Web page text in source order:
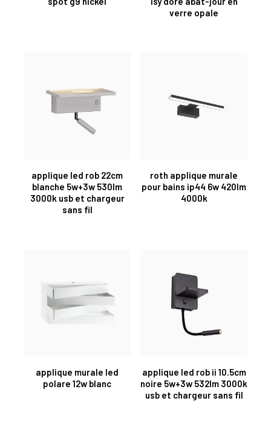
verre opale
applique led rob 22cm
blanche 5w+3w 530lm
3000k usb et chargeur
sans fil
roth applique murale
pour bains ip44 6w 420lm
4000k
applique murale led
polare 12w blanc
applique led rob ii 10.5cm
noire 5w+3w 532lm 3000k
usb et chargeur sans fil